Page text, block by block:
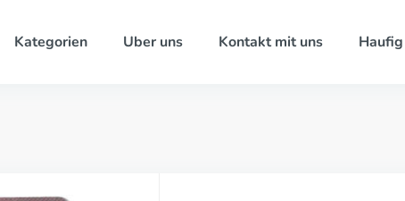
Kategorien Uber uns Kontakt mit uns